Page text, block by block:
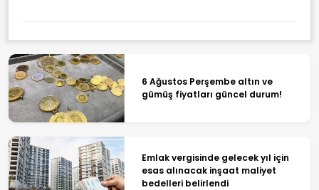
6 Ağustos Perşembe altın ve
gümüş fiyatları güncel durum!
Emlak vergisinde gelecek yıl için
esas alınacak inşaat maliyet
bedelleri belirlendi